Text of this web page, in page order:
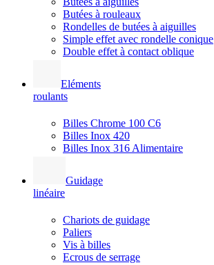
Butées à rouleaux
Rondelles de butées à aiguilles
Simple effet avec rondelle conique
Double effet à contact oblique
Eléments
roulants
Billes Chrome 100 C6
Billes Inox 420
Billes Inox 316 Alimentaire
Guidage
linéaire
Chariots de guidage
Paliers
Vis à billes
Ecrous de serrage